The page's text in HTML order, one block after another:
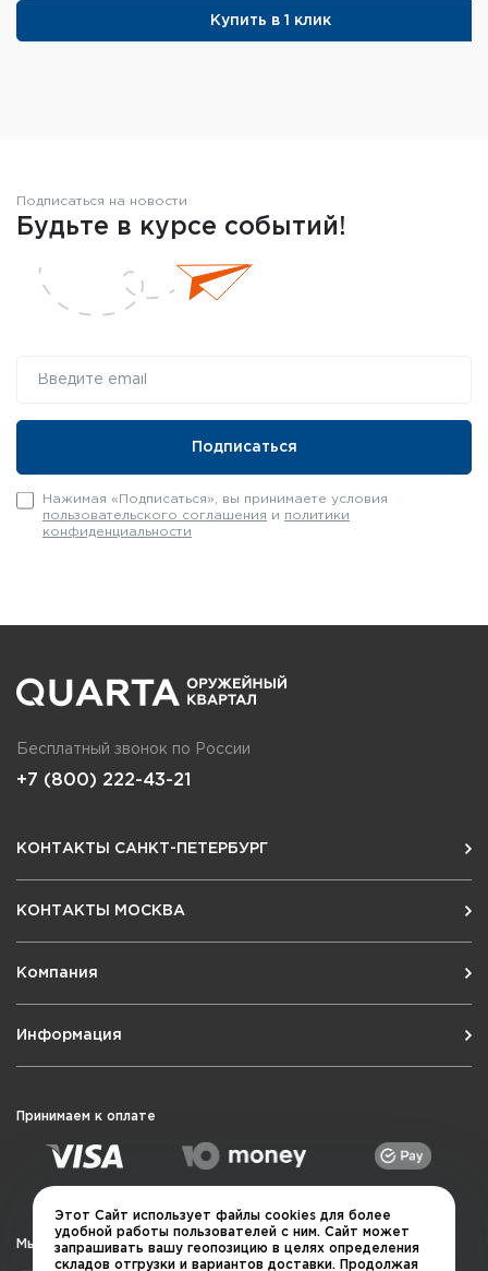
Купить в 1 клик
Подписаться на новости
Будьте в курсе событий!
Нажимая «Подписаться», вы принимаете условия
пользовательского соглашения и политики
конфиденциальности
Бесплатный звонок по России
+7 (800) 222-43-21
КОНТАКТЫ САНКТ-ПЕТЕРБУРГ
КОНТАКТЫ МОСКВА
Компания
Информация
Принимаем к оплате
Мы в социальных сетях
Этот Сайт использует файлы cookies для более
удобной работы пользователей с ним. Сайт может
запрашивать вашу геопозицию в целях определения
складов отгрузки и вариантов доставки. Продолжая